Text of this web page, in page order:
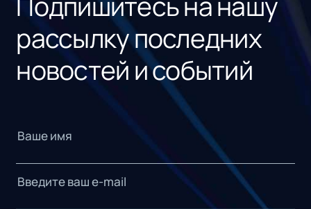
рассылку последних
новостей и событий